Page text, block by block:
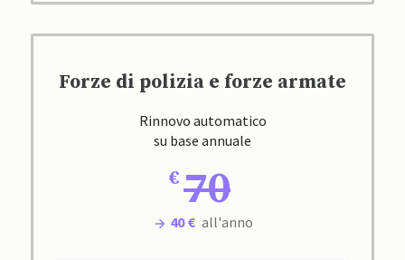
Forze di polizia e forze armate
Rinnovo automatico
su base annuale
70
40 € all'anno